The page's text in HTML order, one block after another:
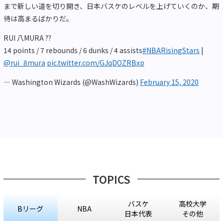
まで新しい道を切り開き、日本バスケのレベルを上げていくのか、期
待は高まるばかりだ。
RUI ⼋MURA ??
14 points / 7 rebounds / 6 dunks / 4 assists#NBARisingStars |
@rui_8mura pic.twitter.com/GJqDOZRBxp
— Washington Wizards (@WashWizards) February 15, 2020
TOPICS
Bリーグ NBA
バスケ
日本代表
高校大学
その他